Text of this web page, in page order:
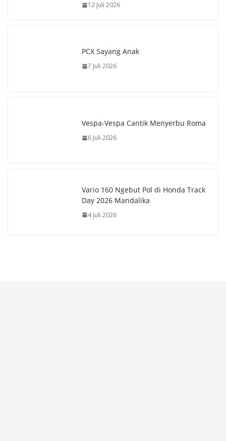
12 Juli 2026
PCX Sayang Anak
7 Juli 2026
Vespa-Vespa Cantik Menyerbu Roma
6 Juli 2026
Vario 160 Ngebut Pol di Honda Track
Day 2026 Mandalika
4 Juli 2026